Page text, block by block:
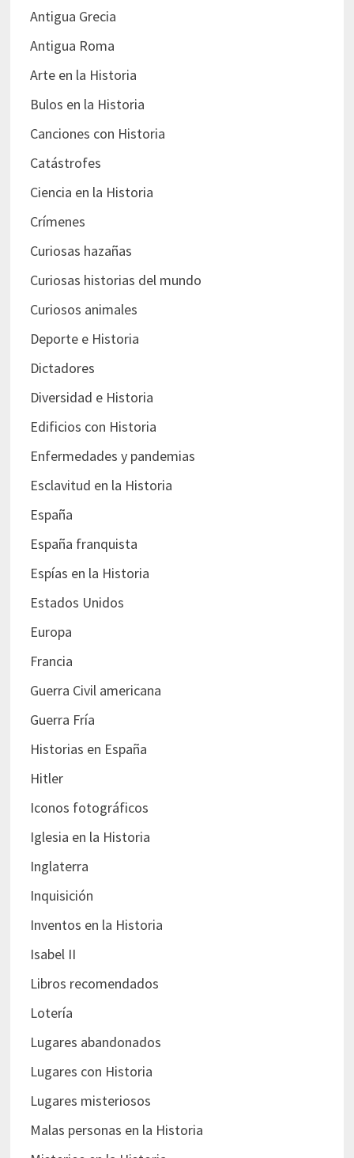
Antigua Grecia
Antigua Roma
Arte en la Historia
Bulos en la Historia
Canciones con Historia
Catástrofes
Ciencia en la Historia
Crímenes
Curiosas hazañas
Curiosas historias del mundo
Curiosos animales
Deporte e Historia
Dictadores
Diversidad e Historia
Edificios con Historia
Enfermedades y pandemias
Esclavitud en la Historia
España
España franquista
Espías en la Historia
Estados Unidos
Europa
Francia
Guerra Civil americana
Guerra Fría
Historias en España
Hitler
Iconos fotográficos
Iglesia en la Historia
Inglaterra
Inquisición
Inventos en la Historia
Isabel II
Libros recomendados
Lotería
Lugares abandonados
Lugares con Historia
Lugares misteriosos
Malas personas en la Historia